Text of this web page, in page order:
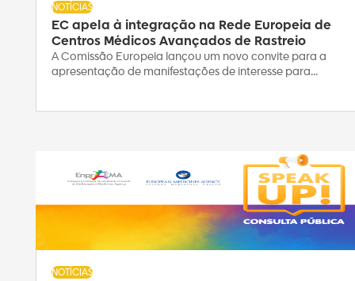
EC apela à integração na Rede Europeia de
Centros Médicos Avançados de Rastreio
NOTÍCIAS
A Comissão Europeia lançou um novo convite para a
apresentação de manifestações de interesse para...
NOTÍCIAS